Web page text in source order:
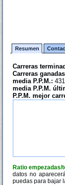
Resumen
Carreras
Carreras
media P.P.M.: 431
media P.P.M.
P.P.M. mejor
Ratio
datos no
puedas para bajar